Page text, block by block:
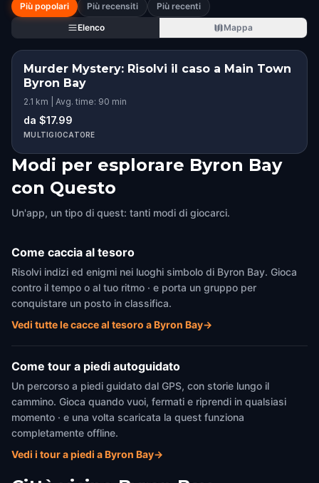
Più popolari Più recensiti
Più recenti
Elenco
Mappa
Murder Mystery: Risolvi il caso a Main Town
Byron Bay
2.1 km | Avg. time: 90 min
da $17.99
MULTIGIOCATORE
Modi per esplorare Byron Bay
con Questo
Un'app, un tipo di quest: tanti modi di giocarci.
Come caccia al tesoro
Risolvi indizi ed enigmi nei luoghi simbolo di Byron Bay. Gioca
contro il tempo o al tuo ritmo · e porta un gruppo per
conquistare un posto in classifica.
Vedi tutte le cacce al tesoro a Byron Bay→
Come tour a piedi autoguidato
Un percorso a piedi guidato dal GPS, con storie lungo il
cammino. Gioca quando vuoi, fermati e riprendi in qualsiasi
momento · e una volta scaricata la quest funziona
completamente offline.
Vedi i tour a piedi a Byron Bay→